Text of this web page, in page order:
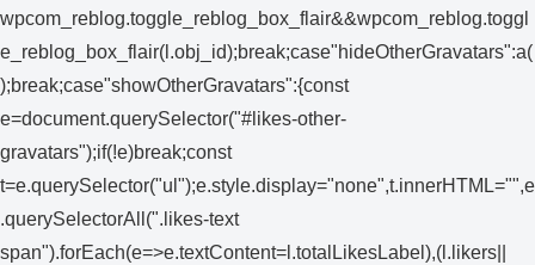
wpcom_reblog.toggle_reblog_box_flair&&wpcom_reblog.toggl
e_reblog_box_flair(l.obj_id);break;case"hideOtherGravatars":a(
);break;case"showOtherGravatars":{const
e=document.querySelector("#likes-other-
gravatars");if(!e)break;const
t=e.querySelector("ul");e.style.display="none",t.innerHTML="",e
.querySelectorAll(".likes-text
span").forEach(e=>e.textContent=l.totalLikesLabel),(l.likers||